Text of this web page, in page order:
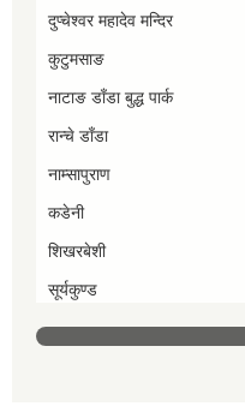
दुप्चेश्वर महादेव मन्दिर
कुटुमसाङ
नाटाङ डाँडा बुद्ध पार्क
रान्चे डाँडा
नाम्सापुराण
कडेनी
शिखरबेशी
सूर्यकुण्ड